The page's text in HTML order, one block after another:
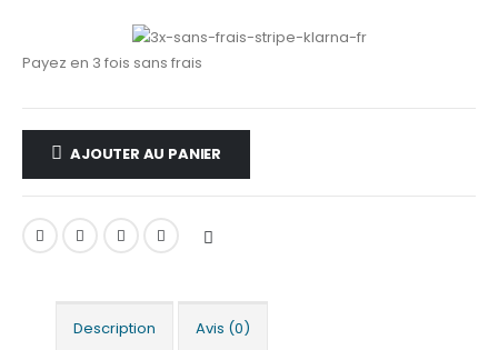
Payez en 3 fois sans frais
AJOUTER AU PANIER
Description Avis (0)